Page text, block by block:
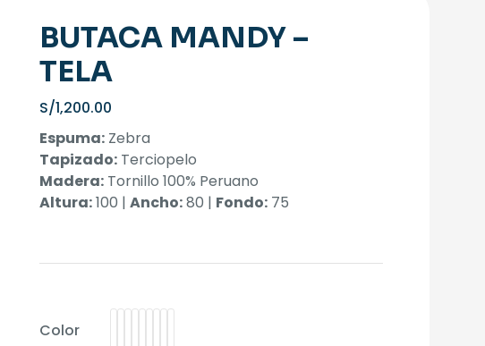
BUTACA MANDY –
TELA
S/1,200.00
Espuma: Zebra
Tapizado: Terciopelo
Madera: Tornillo 100% Peruano
Altura:100 | Ancho:80 | Fondo: 75
Color